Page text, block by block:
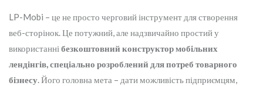
LP-Mobi – це не просто черговий інструмент для створення
веб-сторінок. Це потужний, але надзвичайно простий у
використанні безкоштовний конструктор мобільних
лендінгів, спеціально розроблений для потреб товарного
бізнесу. Його головна мета – дати можливість підприємцям,